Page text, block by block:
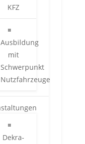
KFZ
Ausbildung
mit
Schwerpunkt
Nutzfahrzeuge
Dekra-